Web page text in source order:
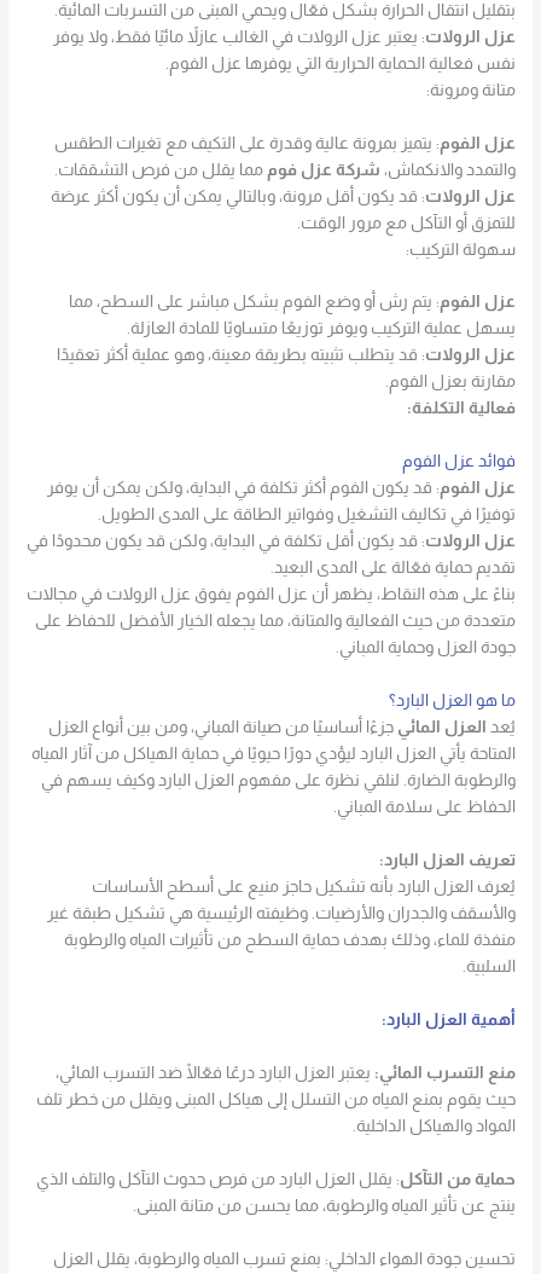
بتقليل انتقال الحرارة بشكل فعّال ويحمي المبنى من التسربات المائية.
عزل الرولات: يعتبر عزل الرولات في الغالب عازلاً مائيًا فقط، ولا يوفر
نفس فعالية الحماية الحرارية التي يوفرها عزل الفوم.
متانة ومرونة:
عزل الفوم : يتميز بمرونة عالية وقدرة على التكيف مع تغيرات الطقس
والتمدد والانكماش، شركة عزل فوم مما يقلل من فرص التشققات.
عزل الرولات: قد يكون أقل مرونة، وبالتالي يمكن أن يكون أكثر عرضة
للتمزق أو التآكل مع مرور الوقت.
سهولة التركيب:
عزل الفوم: يتم رش أو وضع الفوم بشكل مباشر على السطح، مما
يسهل عملية التركيب ويوفر توزيعًا متساويًا للمادة العازلة.
عزل الرولات: قد يتطلب تثبيته بطريقة معينة، وهو عملية أكثر تعقيدًا
مقارنة بعزل الفوم.
فعالية التكلفة:
فوائد عزل الفوم
عزل الفوم: قد يكون الفوم أكثر تكلفة في البداية، ولكن يمكن أن يوفر
توفيرًا في تكاليف التشغيل وفواتير الطاقة على المدى الطويل.
عزل الرولات: قد يكون أقل تكلفة في البداية، ولكن قد يكون محدودًا في
تقديم حماية فعّالة على المدى البعيد.
بناءً على هذه النقاط، يظهر أن عزل الفوم يفوق عزل الرولات في مجالات
متعددة من حيث الفعالية والمتانة، مما يجعله الخيار الأفضل للحفاظ على
جودة العزل وحماية المباني.
ما هو العزل البارد؟
يُعد العزل المائي جزءًا أساسيًا من صيانة المباني، ومن بين أنواع العزل
المتاحة يأتي العزل البارد ليؤدي دورًا حيويًا في حماية الهياكل من آثار المياه
والرطوبة الضارة. لنلقي نظرة على مفهوم العزل البارد وكيف يسهم في
الحفاظ على سلامة المباني.
تعريف العزل البارد:
يُعرف العزل البارد بأنه تشكيل حاجز منيع على أسطح الأساسات
والأسقف والجدران والأرضيات. وظيفته الرئيسية هي تشكيل طبقة غير
منفذة للماء، وذلك بهدف حماية السطح من تأثيرات المياه والرطوبة
السلبية.
أهمية العزل البارد:
منع التسرب المائي: يعتبر العزل البارد درعًا فعّالًا ضد التسرب المائي،
حيث يقوم بمنع المياه من التسلل إلى هياكل المبنى ويقلل من خطر تلف
المواد والهياكل الداخلية.
حماية من التآكل: يقلل العزل البارد من فرص حدوث التآكل والتلف الذي
ينتج عن تأثير المياه والرطوبة، مما يحسن من متانة المبنى.
تحسين جودة الهواء الداخلي: بمنع تسرب المياه والرطوبة، يقلل العزل